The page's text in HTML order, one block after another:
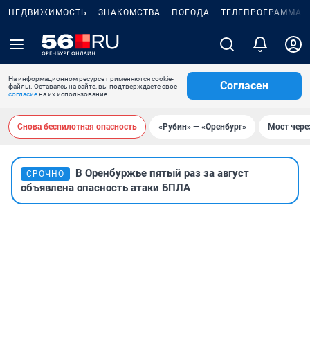
НЕДВИЖИМОСТЬ ЗНАКОМСТВА ПОГОДА ТЕЛЕПРОГРАММА
На информационном ресурсе применяются cookie-
файлы. Оставаясь на сайте, вы подтверждаете свое
согласиена их использование.
Согласен
Снова беспилотная опасность «Рубин» — «Оренбург» Мост
СРОЧНО
В Оренбуржье пятый раз за август
объявлена опасность атаки БПЛА